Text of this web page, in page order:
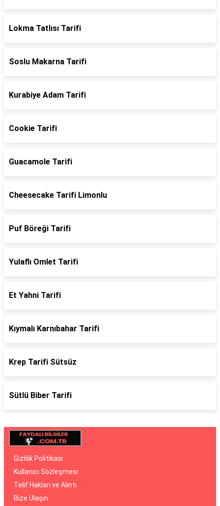
Lokma Tatlısı Tarifi
Soslu Makarna Tarifi
Kurabiye Adam Tarifi
Cookie Tarifi
Guacamole Tarifi
Cheesecake Tarifi Limonlu
Puf Böreği Tarifi
Yulaflı Omlet Tarifi
Et Yahni Tarifi
Kıymalı Karnıbahar Tarifi
Krep Tarifi Sütsüz
Sütlü Biber Tarifi
Gizlilik Politikası
Kullanıcı Sözleşmesi
Telif Hakları ve Alıntı
Bize Ulaşın